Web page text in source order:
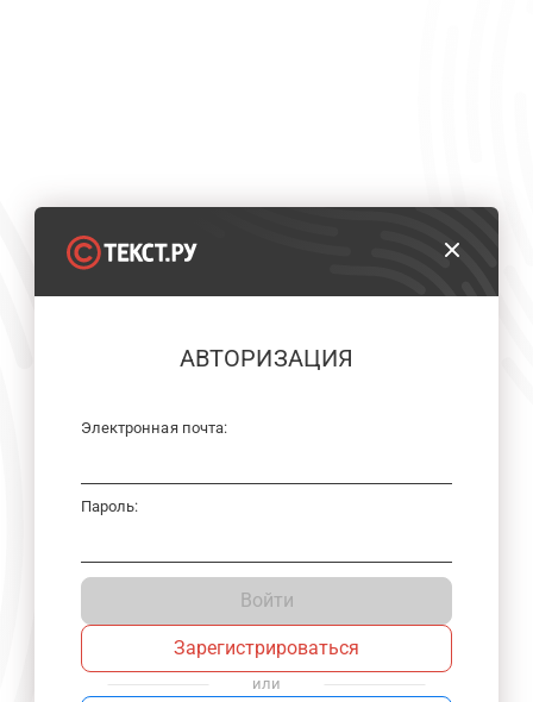
АВТОРИЗАЦИЯ
Электронная почта:
Пароль:
Войти
Зарегистрироваться
или